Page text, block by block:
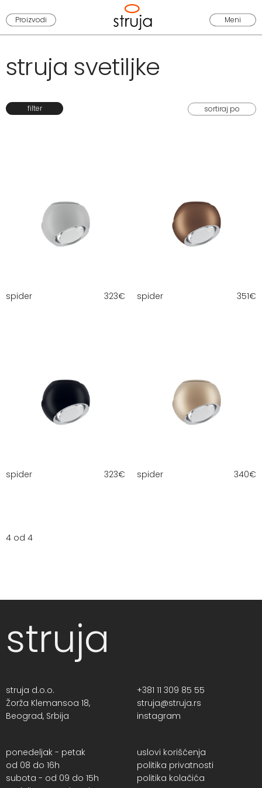
Proizvodi Meni
struja svetiljke
filter
spider 323€ spider 351€
spider 323€ spider 340€
4 od 4
struja
struja d.o.o.
Žorža Klemansoa 18,
Beograd, Srbija
+381 11 309 85 55
struja@struja.rs
instagram
ponedeljak - petak
od 08 do 16h
subota - od 09 do 15h
uslovi korišćenja
politika privatnosti
politika kolačića